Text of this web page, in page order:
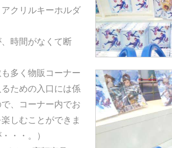
クリルキーホルダ
時間がなくて断
多く物販コーナー
ための入口には係
、コーナー内でお
しむことができま
・・。）